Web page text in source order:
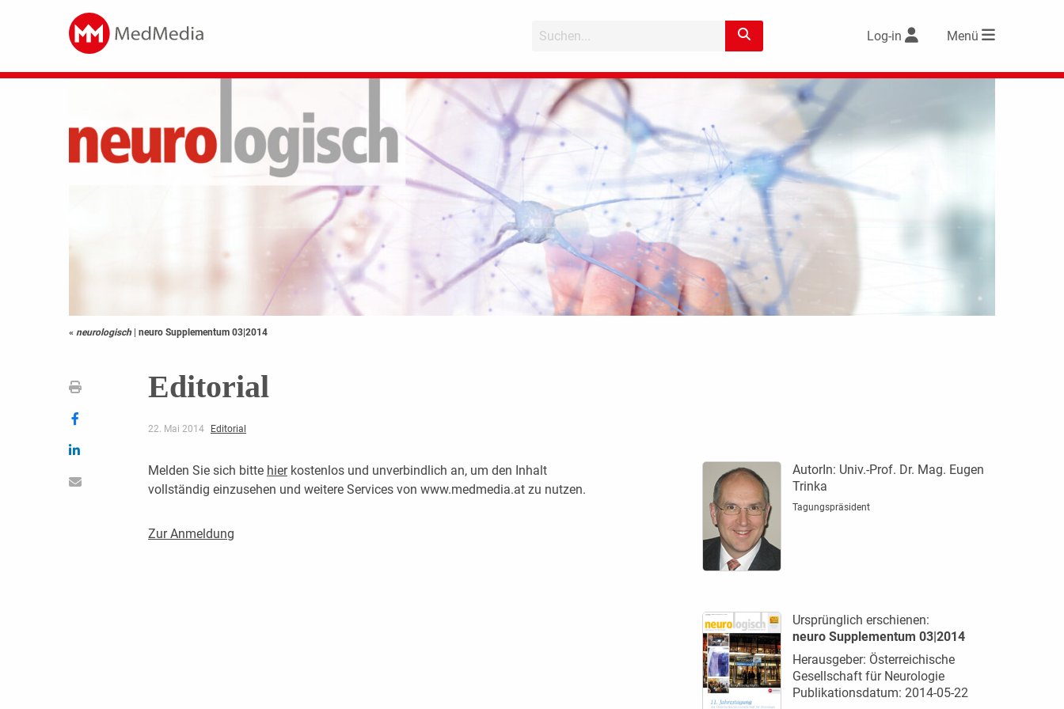
Log-in Menü
« neurologisch | neuro Supplementum 03|2014
Editorial
22. Mai 2014 Editorial
Melden Sie sich bitte hierkostenlos und unverbindlich an, um den Inhalt
vollständig einzusehen und weitere Services von www.medmedia.at zu nutzen.
Zur Anmeldung
AutorIn: Univ.-Prof. Dr. Mag. Eugen
Trinka
Tagungspräsident
Ursprünglich erschienen:
neuro Supplementum 03|2014
Herausgeber: Österreichische
Gesellschaft für Neurologie
Publikationsdatum: 2014-05-22